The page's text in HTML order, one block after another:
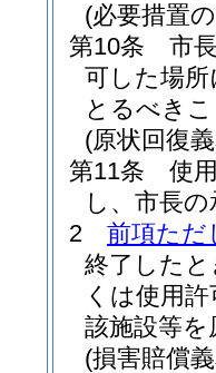
(必要措置
第10条
市
可した場
とるべき
(原状回復
第11条
使
し、市長
2
前項ただ
終了した
くは使用
該施設等
(損害賠償